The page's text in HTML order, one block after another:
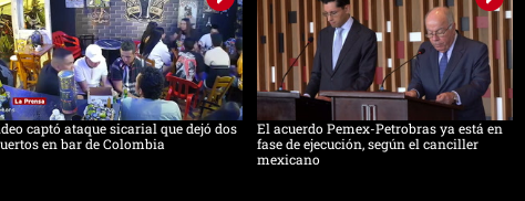
captó ataque sicarial que dejó dos
en bar de Colombia
El acuerdo Pemex-Petrobras ya está en
fase de ejecución, según el canciller
mexicano